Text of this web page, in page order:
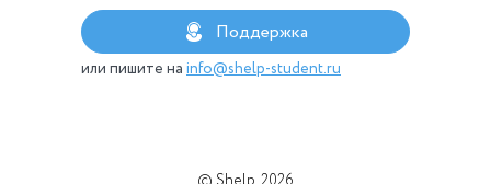
Поддержка
или пишите на info@shelp-student.ru